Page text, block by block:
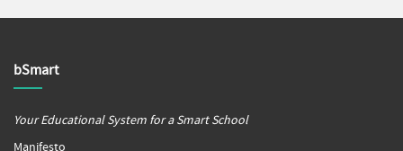
bSmart
Your Educational System for a Smart School
Manifesto